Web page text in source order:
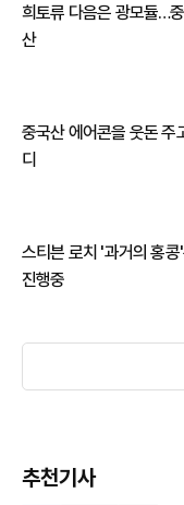
희토류 다음은 광모듈…
산
중국산 에어콘을 웃돈 주
디
스티븐 로치 '과거의 홍
진행중
추천기사